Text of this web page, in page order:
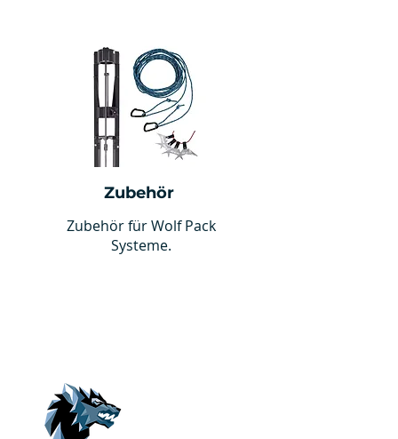
Zubehör
Zubehör für Wolf Pack
Systeme.